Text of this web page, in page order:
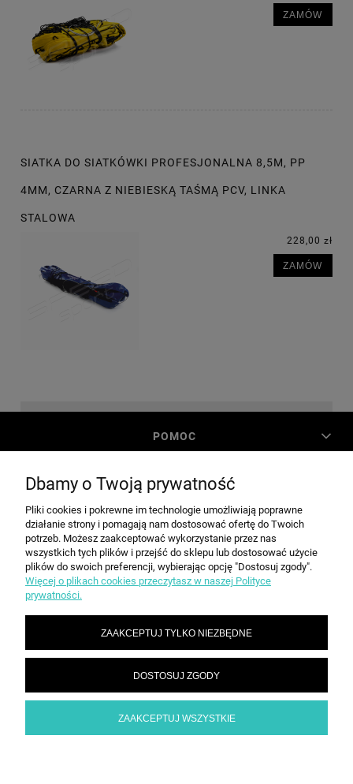
ZAMÓW
SIATKA DO SIATKÓWKI PROFESJONALNA 8,5M, PP
4MM, CZARNA Z NIEBIESKĄ TAŚMĄ PCV, LINKA
STALOWA
228,00 zł
ZAMÓW
POMOC
MOJE KONTO
PŁATNOŚCI I DOSTAWA
INFORMACJE
O NAS
SPEED grupa Sp. z o.o. | ul. Parkowa 12, 05-200 Wołomin |sekretariat@spd.pl
Dbamy o Twoją prywatność
Pliki cookies i pokrewne im technologie umożliwiają poprawne
działanie strony i pomagają nam dostosować ofertę do Twoich
potrzeb. Możesz zaakceptować wykorzystanie przez nas
wszystkich tych plików i przejść do sklepu lub dostosować użycie
plików do swoich preferencji, wybierając opcję "Dostosuj zgody".
Więcej o plikach cookies przeczytasz w naszej Polityce
prywatności.
ZAAKCEPTUJ TYLKO NIEZBĘDNE
DOSTOSUJ ZGODY
ZAAKCEPTUJ WSZYSTKIE